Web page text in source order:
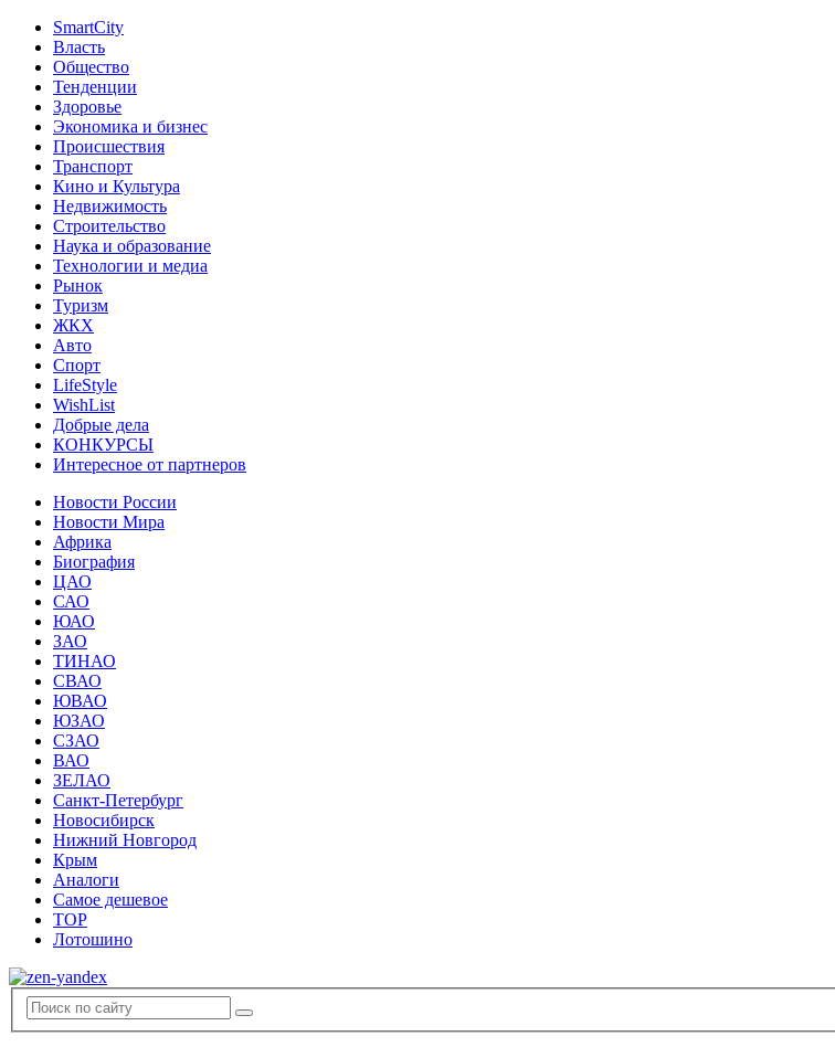
SmartCity
Власть
Общество
Тенденции
Здоровье
Экономика и бизнес
Происшествия
Транспорт
Кино и Культура
Недвижимость
Строительство
Наука и образование
Технологии и медиа
Рынок
Туризм
ЖКХ
Авто
Спорт
LifeStyle
WishList
Добрые дела
КОНКУРСЫ
Интересное от партнеров
Новости России
Новости Мира
Африка
Биография
ЦАО
САО
ЮАО
ЗАО
ТИНАО
СВАО
ЮВАО
ЮЗАО
СЗАО
ВАО
ЗЕЛАО
Санкт-Петербург
Новосибирск
Нижний Новгород
Крым
Аналоги
Самое дешевое
TOP
Лотошино